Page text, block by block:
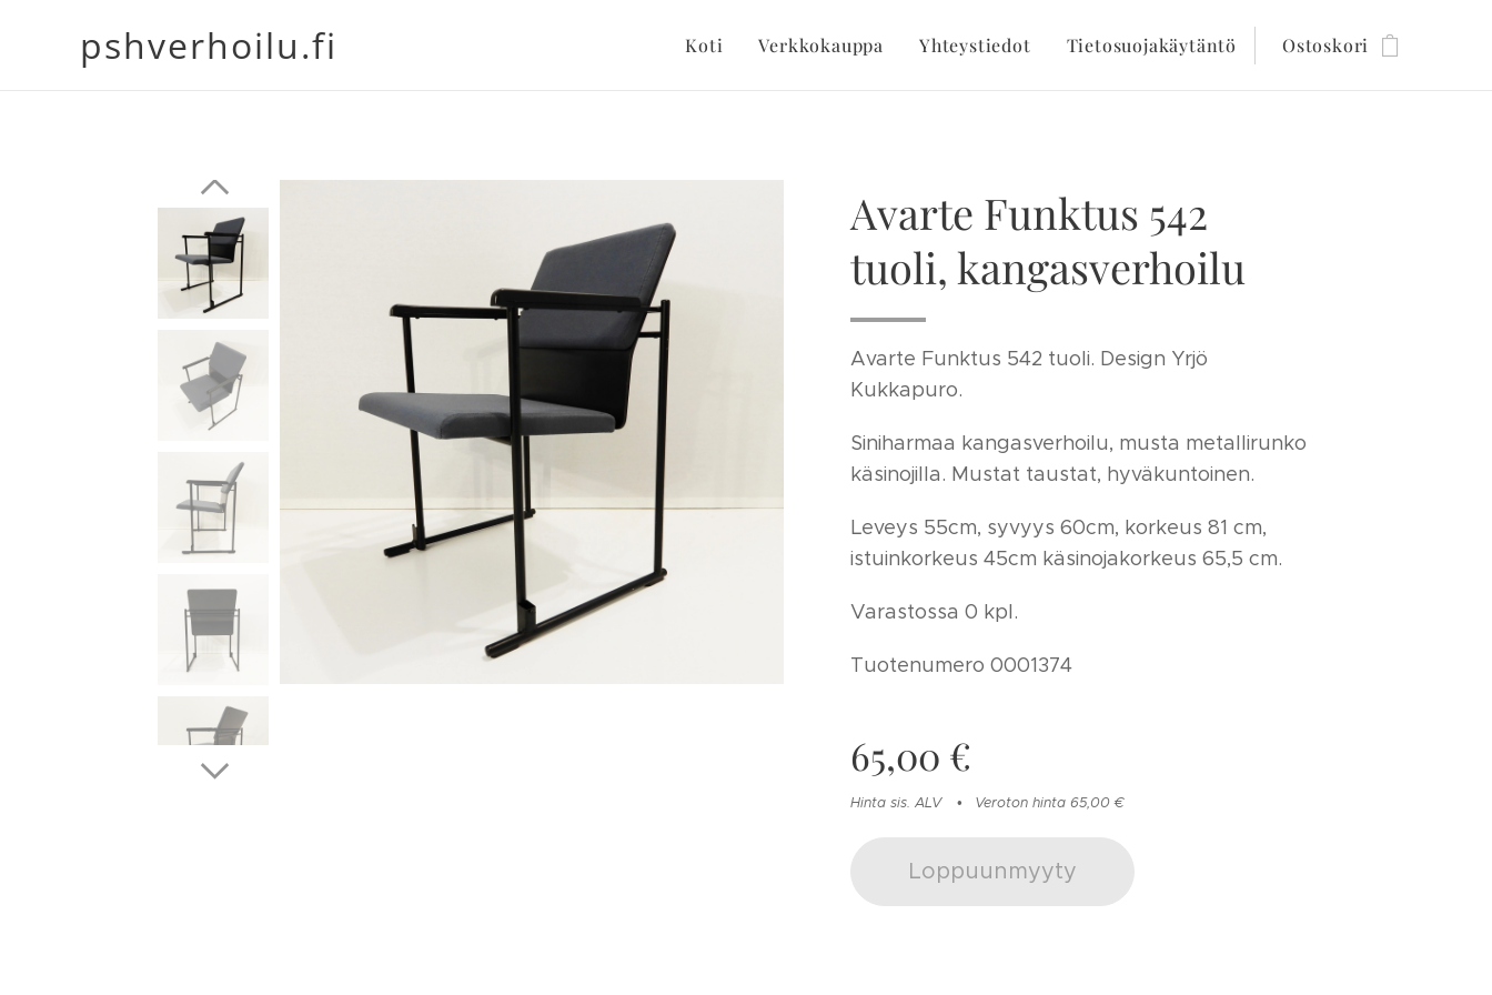
pshverhoilu.fi Koti Verkkokauppa Yhteystiedot Tietosuojakäytäntö Ostoskori
Avarte Funktus 542
tuoli, kangasverhoilu
Avarte Funktus 542 tuoli. Design Yrjö
Kukkapuro.
Siniharmaa kangasverhoilu, musta metallirunko
käsinojilla. Mustat taustat, hyväkuntoinen.
Leveys 55cm, syvyys 60cm, korkeus 81 cm,
istuinkorkeus 45cm käsinojakorkeus 65,5 cm.
Varastossa 0 kpl.
Tuotenumero 0001374
65,00 €
Hinta sis. ALV Veroton hinta 65,00 €
Loppuunmyyty